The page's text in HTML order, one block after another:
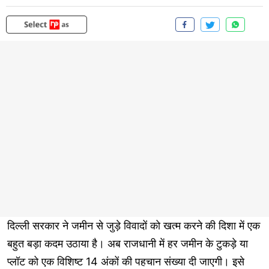
दिल्ली सरकार ने जमीन से जुड़े विवादों को खत्म करने की दिशा में एक
बहुत बड़ा कदम उठाया है। अब राजधानी में हर जमीन के टुकड़े या
प्लॉट को एक विशिष्ट 14 अंकों की पहचान संख्या दी जाएगी। इसे